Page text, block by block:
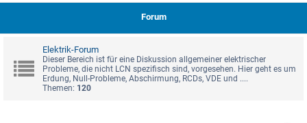
Forum
Elektrik-Forum
Dieser Bereich ist für eine Diskussion allgemeiner elektrischer
Probleme, die nicht LCN spezifisch sind, vorgesehen. Hier geht es um
Erdung, Null-Probleme, Abschirmung, RCDs, VDE und ....
Themen: 120